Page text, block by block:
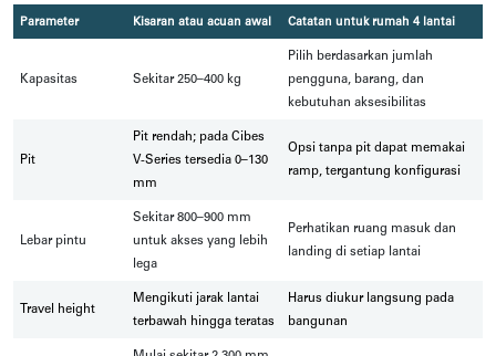
Parameter Kisaran atau acuan awal Catatan untuk rumah 4 lantai
Kapasitas Sekitar 250–400 kg
Pilih berdasarkan jumlah
pengguna, barang, dan
kebutuhan aksesibilitas
Pit
Pit rendah; pada Cibes
V-Series tersedia 0–130
mm
Opsi tanpa pit dapat memakai
ramp, tergantung konfigurasi
Lebar pintu
Sekitar 800–900 mm
untuk akses yang lebih
lega
Perhatikan ruang masuk dan
landing di setiap lantai
Travel height
Mengikuti jarak lantai
terbawah hingga teratas
Harus diukur langsung pada
bangunan